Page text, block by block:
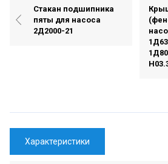
Стакан подшипника
пяты для насоса
2Д2000-21
Характеристики